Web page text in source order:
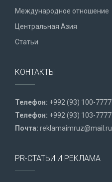
Международное отношение
Центральная Азия
Статьи
КОНТАКТЫ
Телефон: +992 (93) 100-7777
Телефон: +992 (93) 103-7777
Почта: reklamaimruz@mail.ru
PR-СТАТЬИ И РЕКЛАМА